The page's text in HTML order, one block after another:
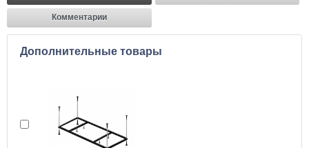
Комментарии
Дополнительные товары